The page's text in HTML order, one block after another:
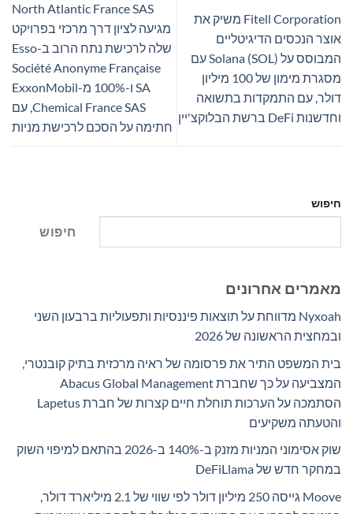
Fitell Corporation משיק את
אוצר הנכסים הדיגיטליים
המבוסס על Solana (SOL) עם
מסגרת מימון של 100 מיליון
דולר, עם התמקדות בתשואה
וחדשנות DeFi ברשת הבלוקצ'יין
North Atlantic France SAS
מגיעה לציון דרך מרכזי בפרויקט
שלה לרכישת נתח הרוב ב-Esso
Société Anonyme Française
SA ו-100% מ-ExxonMobil
Chemical France SAS, עם
חתימה על הסכם לרכישת מניות
חיפוש
חיפוש
מאמרים אחרונים
Nyxoah מדווחת על תוצאות פיננסיות ותפעוליות ברבעון השני
ובמחצית הראשונה של 2026
בית המשפט התיר את פרסומה של ראיה מרכזית בתיק קובנטרי,
המצביעה על כך שחברת Abacus Global Management
הסתמכה על הערכות תוחלת חיים קצרות של חברת Lapetus
והטעתה משקיעים
שוק אסימוני המניות מזנק ב-140% ב-2026 בהתאם למיפוי השוק
במחקר חדש של DeFiLlama
Moove גייסה 250 מיליון דולר לפי שווי של 2.1 מיליארד דולר,